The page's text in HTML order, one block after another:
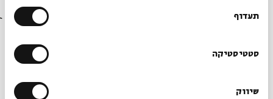
תעדוף
סטטיסטיקה
שיווק